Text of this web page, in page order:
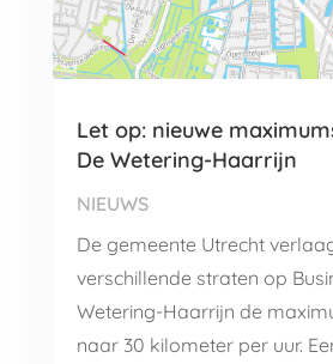
Let op: nieuwe
De Wetering-Haarrijn
NIEUWS
De gemeente Utrecht
verschillende straten op
Wetering-Haarrijn de
naar 30 kilometer per uur.